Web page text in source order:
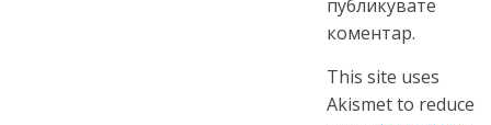
публикувате
коментар.
This site uses
Akismet to reduce